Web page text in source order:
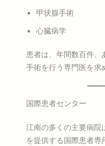
甲状腺手術
心臓病学
患者は、年間数百件
手術を行う専門医を求
国際患者センター
江南の多くの主要病院
を提供する国際患者専